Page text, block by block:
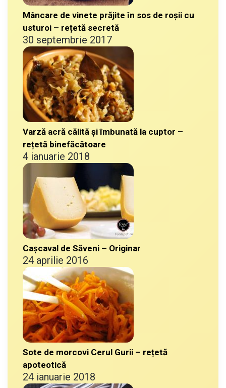
Mâncare de vinete prăjite în sos de roșii cu
usturoi – rețetă secretă
30 septembrie 2017
Varză acră călită și îmbunată la cuptor –
rețetă binefăcătoare
4 ianuarie 2018
Cașcaval de Săveni – Originar
24 aprilie 2016
Sote de morcovi Cerul Gurii – rețetă
apoteotică
24 ianuarie 2018